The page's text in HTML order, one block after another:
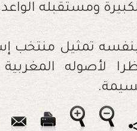
ومستقبله
(17 عاما) بنفسه تمثيل
لأصوله المغربية